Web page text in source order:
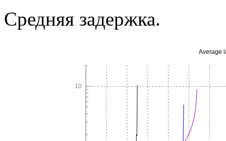
Средняя задержка.